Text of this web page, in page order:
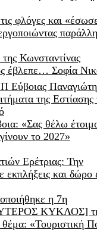
φλόγες και
Κωνσταντίνας
έβλεπε… Σοφία
Εύβοιας
της Εστίασης
«Σας θέλω
το 2027»
Ερέτριας: Την
και δώρο
η 7η
ΚΥΚΛΟΣ]
«Τουριστική